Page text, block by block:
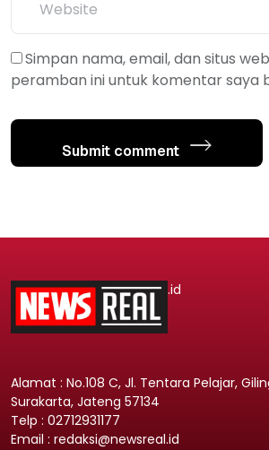
Simpan nama, email, dan situs
peramban ini untuk komentar saya
Submit comment
.id
Alamat : No.108 C, Jl. Tentara Pelajar,
Surakarta, Jateng 57134
Telp : 02712931177
Email : redaksi@newsreal.id